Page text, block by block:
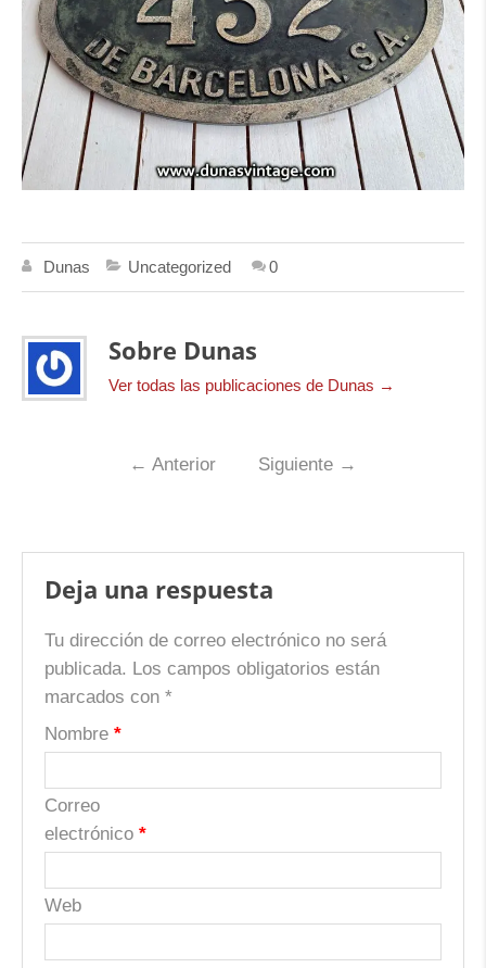
Dunas Uncategorized 0
Sobre Dunas
Ver todas las publicaciones de Dunas →
← Anterior Siguiente →
Deja una respuesta
Tu dirección de correo electrónico no será
publicada. Los campos obligatorios están
marcados con *
Nombre *
Correo
electrónico *
Web